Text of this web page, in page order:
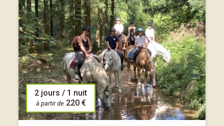
2 jours / 1 nuit
à partir de 220 €